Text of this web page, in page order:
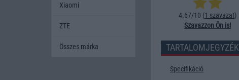
4.67/10 (1 szavazat)
Szavazzon Ön is!
TARTALOMJEGYZÉK
Specifikáció
Xiaomi
ZTE
Összes márka